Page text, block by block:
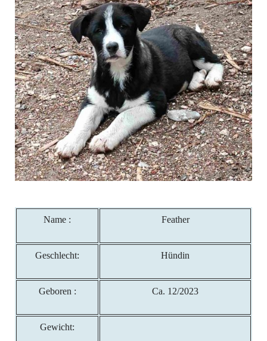
Name : Feather
Geschlecht: Hündin
Geboren : Ca. 12/2023
Gewicht: